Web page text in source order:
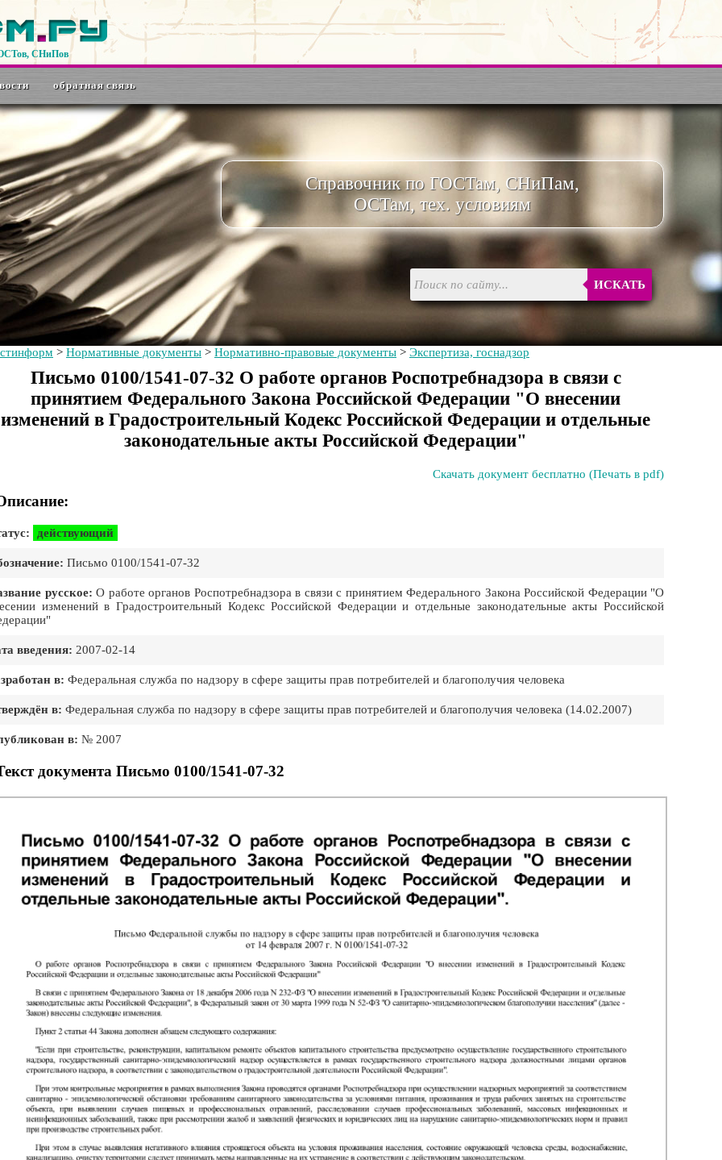
СНиПов
обратная связь
Справочник по ГОСТам, СНиПам,
ОСТам, тех. условиям
ИСКАТЬ
> Нормативные документы > Нормативно-правовые документы > Экспертиза, госнадзор
Письмо 0100/1541-07-32 О работе органов Роспотребнадзора в связи с
принятием Федерального Закона Российской Федерации "О внесении
изменений в Градостроительный Кодекс Российской Федерации и отдельные
законодательные акты Российской Федерации"
Скачать документ бесплатно (Печать в pdf)
действующий
Письмо 0100/1541-07-32
русское: О работе органов Роспотребнадзора в связи с принятием Федерального Закона Российской Федерации "О
изменений в Градостроительный Кодекс Российской Федерации и отдельные законодательные акты Российской
введения: 2007-02-14
в: Федеральная служба по надзору в сфере защиты прав потребителей и благополучия человека
в: Федеральная служба по надзору в сфере защиты прав потребителей и благополучия человека (14.02.2007)
в: № 2007
документа Письмо 0100/1541-07-32